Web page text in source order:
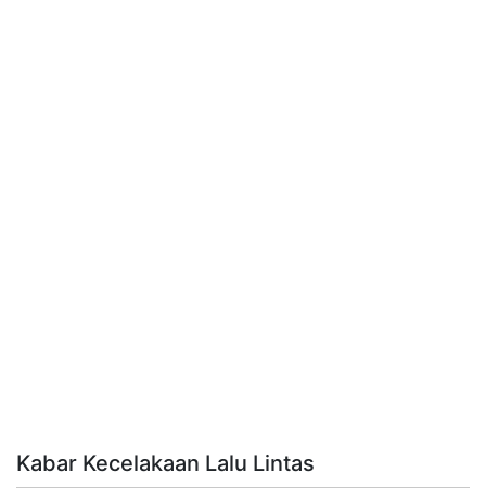
Kabar Kecelakaan Lalu Lintas